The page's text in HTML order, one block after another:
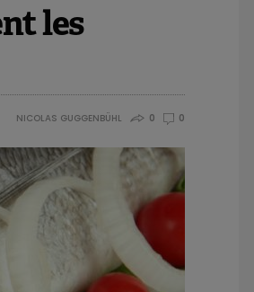
les
NICOLAS GUGGENBÜHL 0 0